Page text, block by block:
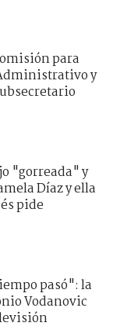
para
y
"gorreada" y
Díaz y ella
pide
pasó": la
Vodanovic